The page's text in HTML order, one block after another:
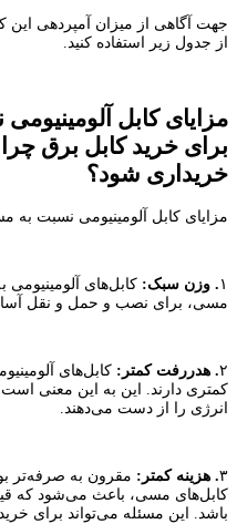
جهت آگاهی از میزان آمپردهی
از جدول زیر استفاده کنید.
مزایای کابل
برای خرید کابل برق چرا
خریداری شود؟
مزایای کابل آلومینیومی نسبت به
۱ . وزن سبک: کابل‌های
مسی، برای نصب و حمل و نقل
۲. هدررفت کمتر: کابل‌های
کمتری دارند. این به این معنی
انرژی را از دست می‌دهند.
۳. هزینه کمتر: مقرون به صرفه‌تر
کابل‌های مسی، باعث می‌شود که
باشد. این مسئله می‌تواند برای